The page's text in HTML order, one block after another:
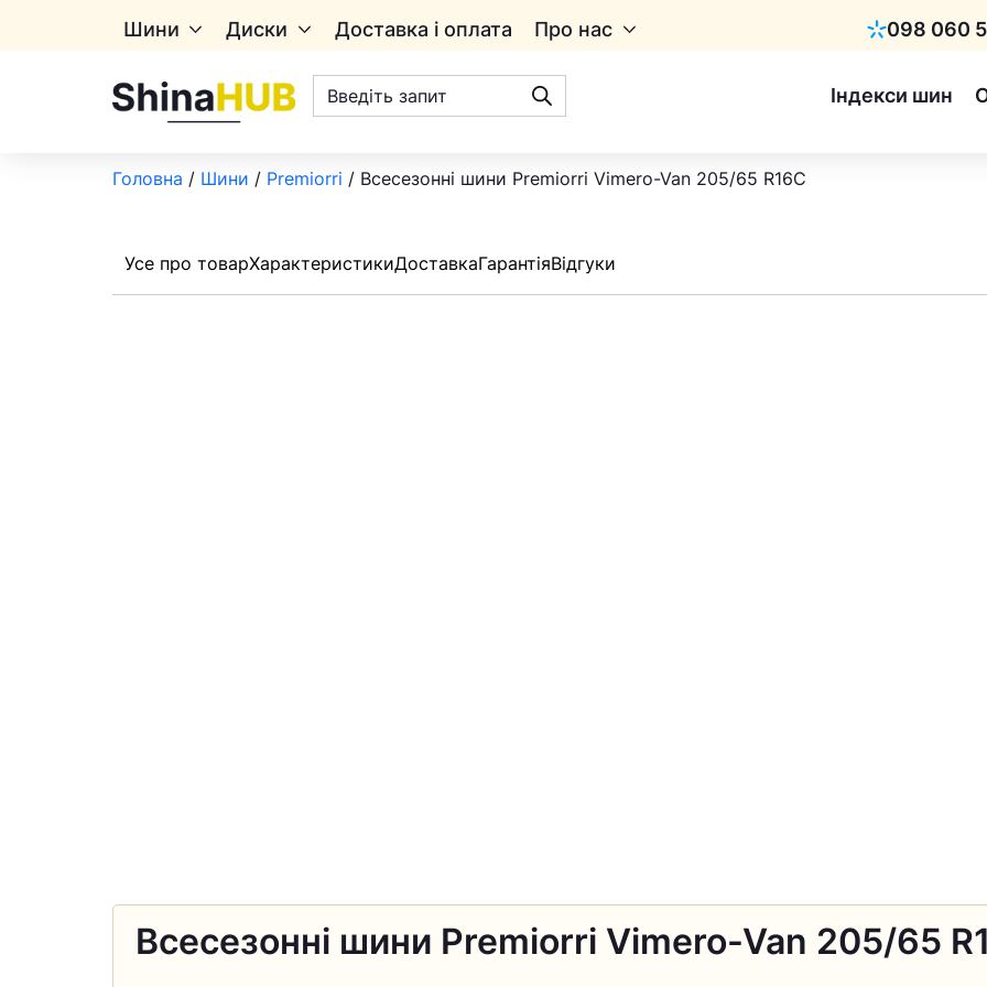
Шини Диски Доставка і оплата Про нас 098 060
Київстар
Пошук
товарів
Індекси шин
Головна / Шини / Premiorri / Всесезонні шини Premiorri Vimero-Van 205/65 R16C
Усе про товарХарактеристикиДоставкаГарантіяВідгуки
Всесезонні шини Premiorri Vimero-Van 205/65